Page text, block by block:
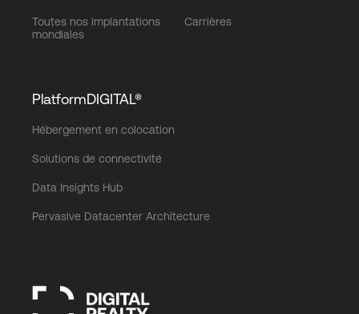
Toutes nos implantations
mondiales
Carrières
PlatformDIGITAL®
Hébergement en colocation
Solutions de connectivité
Data Insights Hub
Pervasive Datacenter Architecture